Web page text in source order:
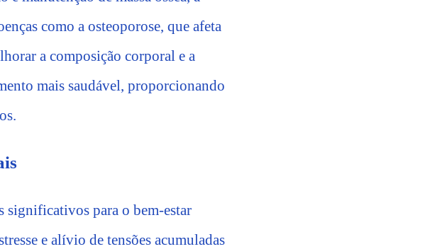
como a osteoporose, que afeta
a composição corporal e a
mais saudável, proporcionando
significativos para o bem-estar
e alívio de tensões acumuladas